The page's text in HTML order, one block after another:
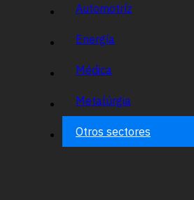
Automotríz
Energía
Médica
Metalúrgia
Otros sectores